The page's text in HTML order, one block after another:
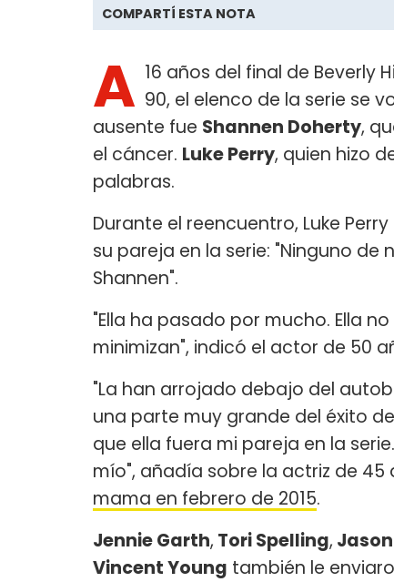
COMPARTÍ ESTA NOTA
A 16 años del final de Beverly
90, el elenco de la serie se
ausente fue Shannen Doherty,
el cáncer. Luke Perry, quien hizo
palabras.
Durante el reencuentro, Luke
su pareja en la serie: "Ninguno
Shannen".
"Ella ha pasado por mucho. Ella
minimizan", indicó el actor de 50
"La han arrojado debajo del
una parte muy grande del éxito
que ella fuera mi pareja en la
mío", añadía sobre la actriz de 45
mama en febrero de 2015.
Jennie Garth, Tori Spelling,
Vincent Young también le